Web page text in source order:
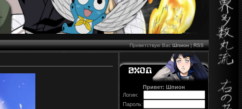
Приветствую Вас Шпион|RSS
Привет: Шпион
Логин:
Пароль: